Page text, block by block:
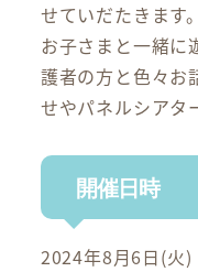
せていだたきます。
お子さまと一緒に
護者の方と色々
せやパネルシアタ
開催日時
2024年8月6日(火)